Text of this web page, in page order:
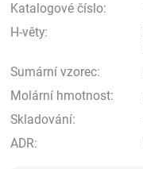
Katalogové číslo:
H-věty:
Sumární vzorec:
Molární hmotnost:
Skladování:
ADR: